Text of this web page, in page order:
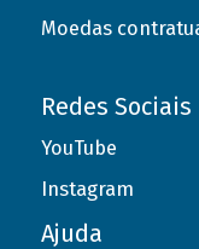
Moedas
Redes Sociais
YouTube
Instagram
Ajuda